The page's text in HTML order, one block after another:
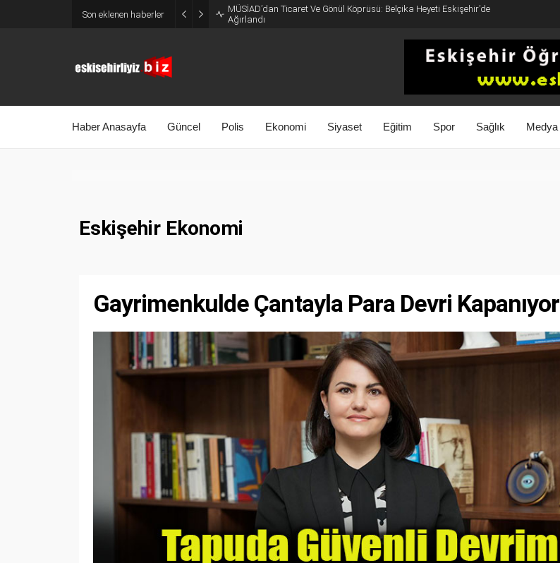
Son eklenen haberler
MÜSİAD’dan Ticaret Ve Gönül Köprüsü: Belçika Heyeti Eskişehir’de
Ağırlandı
Haber Anasayfa Güncel Polis Ekonomi Siyaset Eğitim Spor Sağlık Medya
Eskişehir Ekonomi
Gayrimenkulde Çantayla Para Devri Kapanıyor